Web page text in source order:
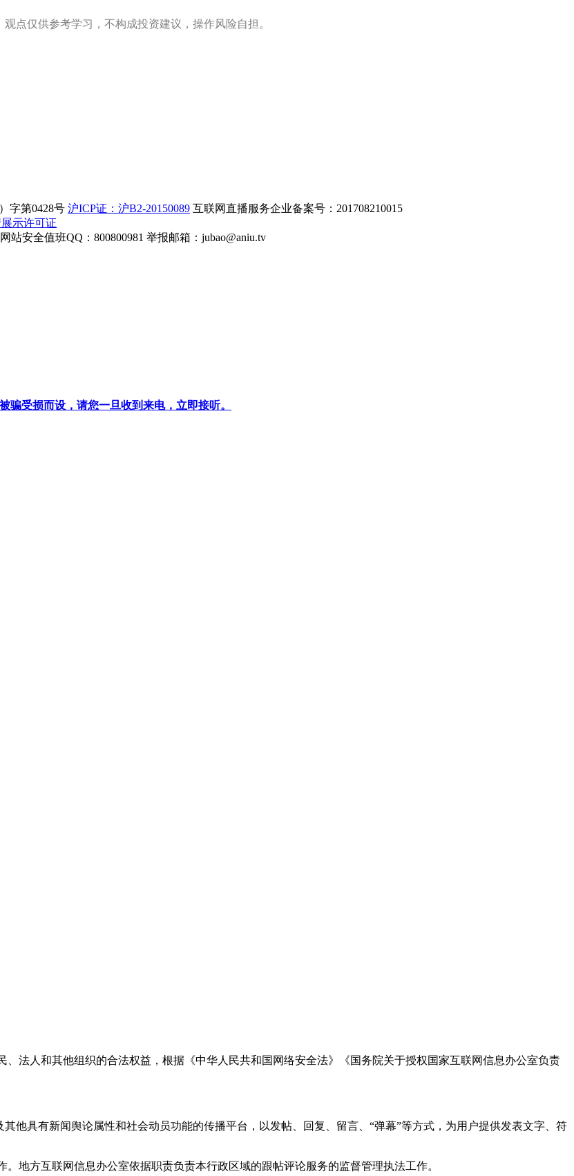
观点仅供参考学习，不构成投资建议，操作风险自担。
字第0428号 沪ICP证：沪B2-20150089 互联网直播服务企业备案号：201708210015
示许可证
网站安全值班QQ：800800981 举报邮箱： jubao@aniu.tv
骗受损而设，请您一旦收到来电，立即接听。
法人和其他组织的合法权益，根据《中华人民共和国网络安全法》《国务院关于授权国家互联网信息办公室负责
他具有新闻舆论属性和社会动员功能的传播平台，以发帖、回复、留言、“弹幕”等方式，为用户提供发表文字、符
地方互联网信息办公室依据职责负责本行政区域的跟帖评论服务的监督管理执法工作。